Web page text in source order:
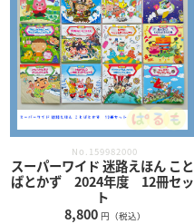
No.159982000
スーパーワイド 迷路えほん こと
ばとかず 2024年度 12冊セッ
ト
8,800 円（税込）